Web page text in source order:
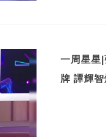
一周星星
牌 譚輝